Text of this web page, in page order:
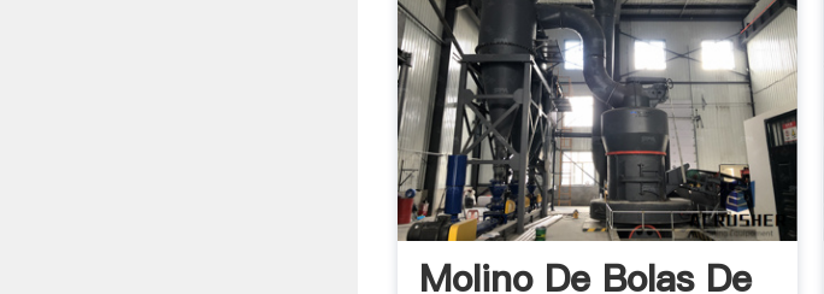
Molino De Bolas De